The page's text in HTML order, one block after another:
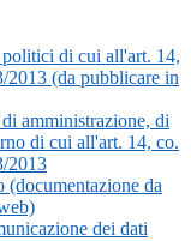
di cui all'art. 14,
2013 (da pubblicare in
amministrazione, di
di cui all'art. 14, co.
2013
(documentazione da
dei dati